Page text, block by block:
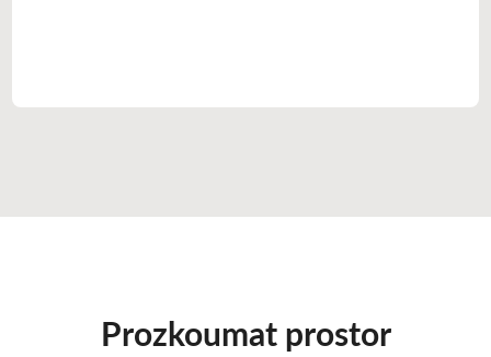
Prozkoumat prostor